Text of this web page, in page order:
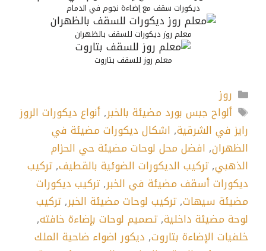
ديكورات سقف مع إضاءة نجوم في الدمام
معلم روز ديكورات للسقف بالظهران
معلم روز للسقف بتاروت
التصنيفات
روز
الوسوم
ألواح جبس بورد مضيئة بالخبر,أنواع ديكورات الروز
رايز في الشرقية, اشكال ديكورات مضيئة في
الظهران, افضل محل لوحات مضيئة حي الحزام
الذهبي,تركيب الديكورات الضوئية بالقطيف,تركيب
ديكورات أسقف مضيئة في الخبر,تركيب ديكورات
مضيئة سيهات,تركيب لوحات مضيئة الخبر,تركيب
لوحة مضيئة داخلية,تصميم لوحات بإضاءة خافته,
خلفيات الإضاءة بتاروت, ديكور اضواء ضاحية الملك